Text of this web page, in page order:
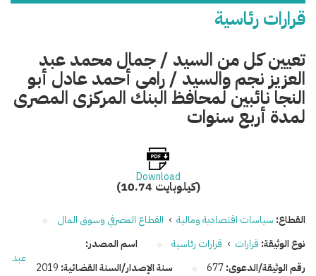
قرارات رئاسية
تعيين كل من السيد / جمال محمد عبد
العزيز نجم والسيد / رامى أحمد عادل أبو
النجا نائبين لمحافظ البنك المركزى المصرى
لمدة أربع سنوات
Download
(10.74 كيلوبايت)
القطاع: سياسات اقتصادية ومالية › القطاع المصرفي وسوق المال
نوع الوثيقة: قرارات › قرارات رئاسية
رقم الوثيقة/الدعوى:677 سنة الإصدار/السنة القضائية: 2019
اسم المصدر:
عبد